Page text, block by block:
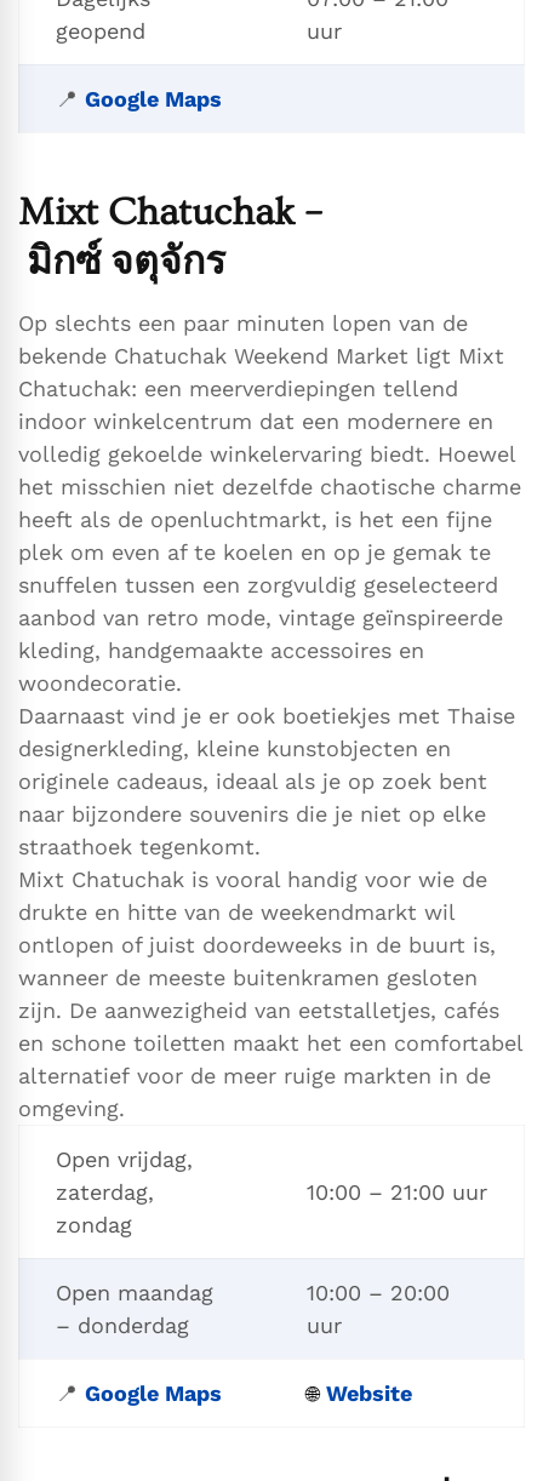
geopend
uur
📍 Google Maps
Mixt Chatuchak –
มิกซ์ จตุจักร
Op slechts een paar minuten lopen van de
bekende Chatuchak Weekend Market ligt Mixt
Chatuchak: een meerverdiepingen tellend
indoor winkelcentrum dat een modernere en
volledig gekoelde winkelervaring biedt. Hoewel
het misschien niet dezelfde chaotische charme
heeft als de openluchtmarkt, is het een fijne
plek om even af te koelen en op je gemak te
snuffelen tussen een zorgvuldig geselecteerd
aanbod van retro mode, vintage geïnspireerde
kleding, handgemaakte accessoires en
woondecoratie.
Daarnaast vind je er ook boetiekjes met Thaise
designerkleding, kleine kunstobjecten en
originele cadeaus, ideaal als je op zoek bent
naar bijzondere souvenirs die je niet op elke
straathoek tegenkomt.
Mixt Chatuchak is vooral handig voor wie de
drukte en hitte van de weekendmarkt wil
ontlopen of juist doordeweeks in de buurt is,
wanneer de meeste buitenkramen gesloten
zijn. De aanwezigheid van eetstalletjes, cafés
en schone toiletten maakt het een comfortabel
alternatief voor de meer ruige markten in de
omgeving.
Open vrijdag,
zaterdag,
zondag
10:00 – 21:00 uur
Open maandag
– donderdag
10:00 – 20:00
uur
📍 Google Maps 🌐 Website